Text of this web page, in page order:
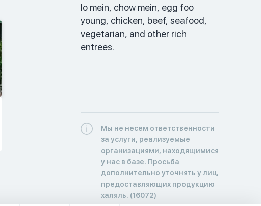
lo mein, chow mein, egg foo
young, chicken, beef, seafood,
vegetarian, and other rich
entrees.
Мы не несем ответственности
за услуги, реализуемые
организациями, находящимися
у нас в базе. Просьба
дополнительно уточнять у лиц,
предоставляющих продукцию
халяль. (16072)